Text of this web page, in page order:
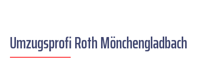
Umzugsprofi Roth Mönchengladbach